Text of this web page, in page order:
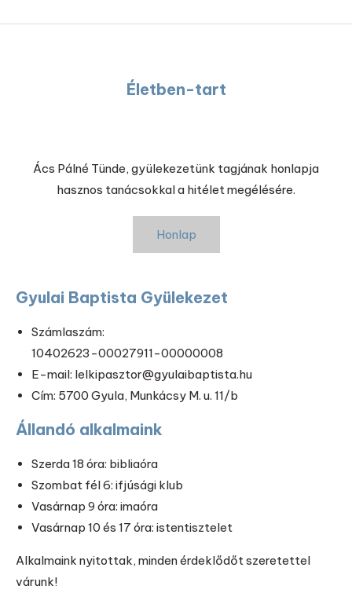
Életben-tart
Ács Pálné Tünde, gyülekezetünk tagjának honlapja
hasznos tanácsokkal a hitélet megélésére.
Honlap
Gyulai Baptista Gyülekezet
Számlaszám:
10402623-00027911-00000008
E-mail: lelkipasztor@gyulaibaptista.hu
Cím: 5700 Gyula, Munkácsy M. u. 11/b
Állandó alkalmaink
Szerda 18 óra: bibliaóra
Szombat fél 6: ifjúsági klub
Vasárnap 9 óra: imaóra
Vasárnap 10 és 17 óra: istentisztelet
Alkalmaink nyitottak, minden érdeklődőt szeretettel
várunk!